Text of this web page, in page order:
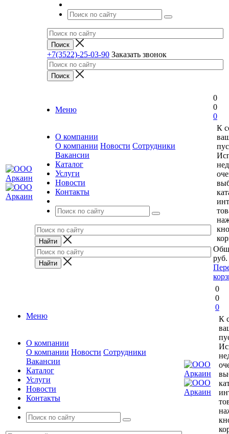
+7(3522)-25-03-90 Заказать звонок
Меню
О компании
О компании Новости Сотрудники
Вакансии
Каталог
Услуги
Новости
Контакты
0
0
0
К
руб.
Меню
О компании
О компании Новости Сотрудники
Вакансии
Каталог
Услуги
Новости
Контакты
0
0
0
К